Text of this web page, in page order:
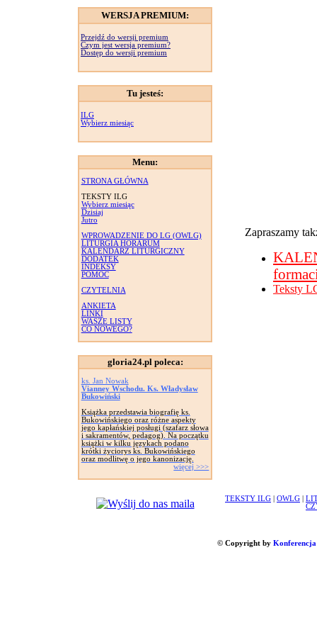
WERSJA PREMIUM:
Przejdź do wersji premium
Czym jest wersja premium?
Dostęp do wersji premium
Tu jesteś:
ILG
Wybierz miesiąc
Menu:
STRONA GŁÓWNA
TEKSTY ILG
Wybierz miesiąc
Dzisiaj
Jutro
WPROWADZENIE DO LG (OWLG)
LITURGIA HORARUM
KALENDARZ LITURGICZNY
DODATEK
INDEKSY
POMOC
CZYTELNIA
ANKIETA
LINKI
WASZE LISTY
CO NOWEGO?
gloria24.pl poleca:
ks. Jan Nowak
Vianney Wschodu. Ks. Władysław
Bukowiński
Książka przedstawia biografię ks.
Bukowińskiego oraz różne aspekty
jego kapłańskiej posługi (szafarz słowa
i sakramentów, pedagog). Na początku
książki w kilku językach podano
krótki życiorys ks. Bukowińskiego
oraz modlitwę o jego kanonizację.
więcej >>>
Zapraszamy
Teksty
TEKSTY ILG OWLG
© Copyright by Konferencja